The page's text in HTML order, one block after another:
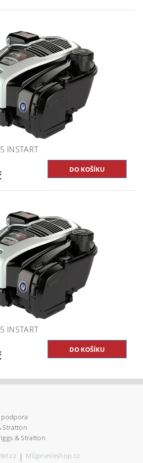
INSTART
INSTART
podpora
Stratton
& Stratton
| Můjprvníeshop.cz